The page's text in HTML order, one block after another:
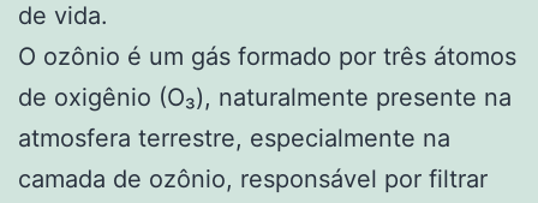
de vida.
O ozônio é um gás formado por três átomos
de oxigênio (O₃), naturalmente presente na
atmosfera terrestre, especialmente na
camada de ozônio, responsável por filtrar